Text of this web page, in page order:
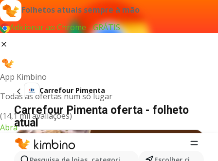
Folhetos atuais sempre à mão
Adicionar ao Chrome - GRÁTIS
App Kimbino
Todas as ofertas num só lugar
(14,1 mil avaliações)
Abra
Carrefour Pimenta
Carrefour Pimenta oferta - folheto
atual